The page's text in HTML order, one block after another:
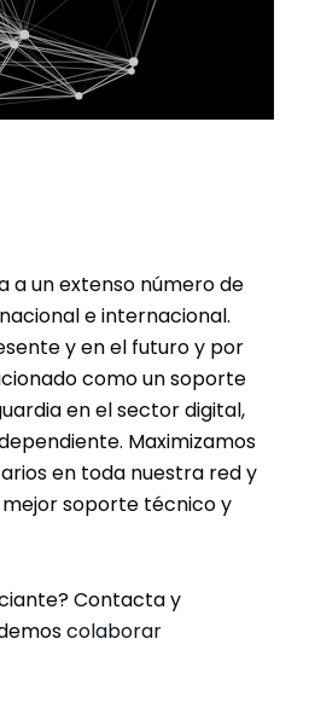
un extenso número de
e internacional.
y en el futuro y por
como un soporte
en el sector digital,
Maximizamos
en toda nuestra red y
soporte técnico y
Contacta y
colaborar